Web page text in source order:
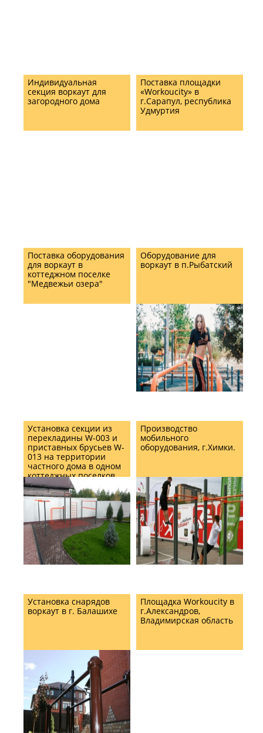
Индивидуальная
секция воркаут для
загородного дома
Поставка площадки
«Workoucity» в
г.Сарапул, республика
Удмуртия
Поставка оборудования
для воркаут в
коттеджном поселке
"Медвежьи озера"
Оборудование для
воркаут в п.Рыбатский
Установка секции из
перекладины W-003 и
приставных брусьев W-
013 на территории
частного дома в одном
коттеджных поселков
Подмосковья
Производство
мобильного
оборудования, г.Химки.
Установка снарядов
воркаут в г. Балашихе
Площадка Workoucity в
г.Александров,
Владимирская область